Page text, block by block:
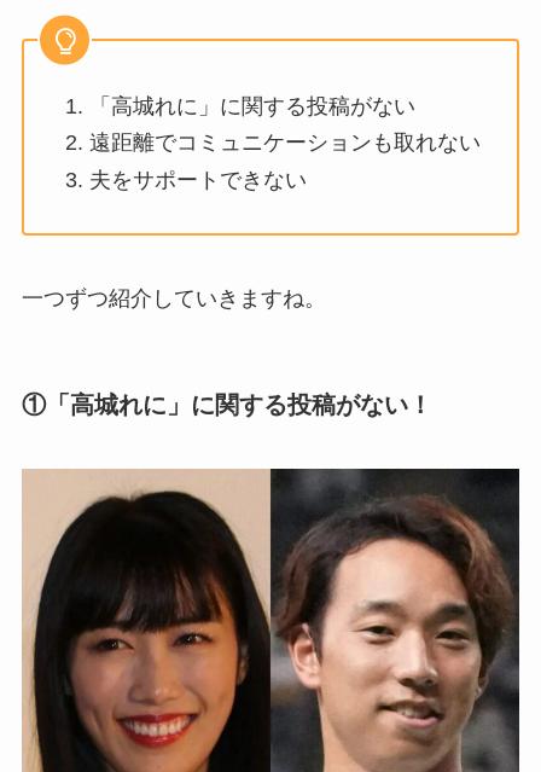
「高城れに」に関する投稿がない
遠距離でコミュニケーションも取れない
夫をサポートできない
一つずつ紹介していきますね。
①「高城れに」に関する投稿がない！